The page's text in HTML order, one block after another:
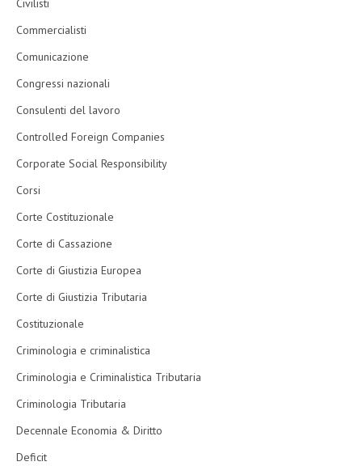
Civilisti
Commercialisti
Comunicazione
Congressi nazionali
Consulenti del lavoro
Controlled Foreign Companies
Corporate Social Responsibility
Corsi
Corte Costituzionale
Corte di Cassazione
Corte di Giustizia Europea
Corte di Giustizia Tributaria
Costituzionale
Criminologia e criminalistica
Criminologia e Criminalistica Tributaria
Criminologia Tributaria
Decennale Economia & Diritto
Deficit